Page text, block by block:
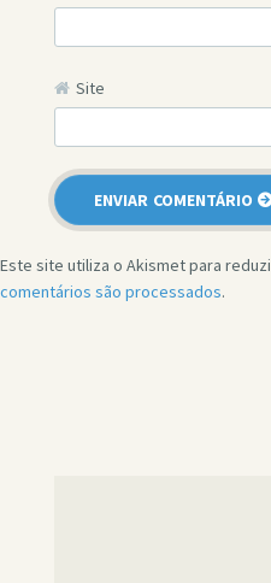
Site
Este site utiliza o Akismet para
comentários são processados.